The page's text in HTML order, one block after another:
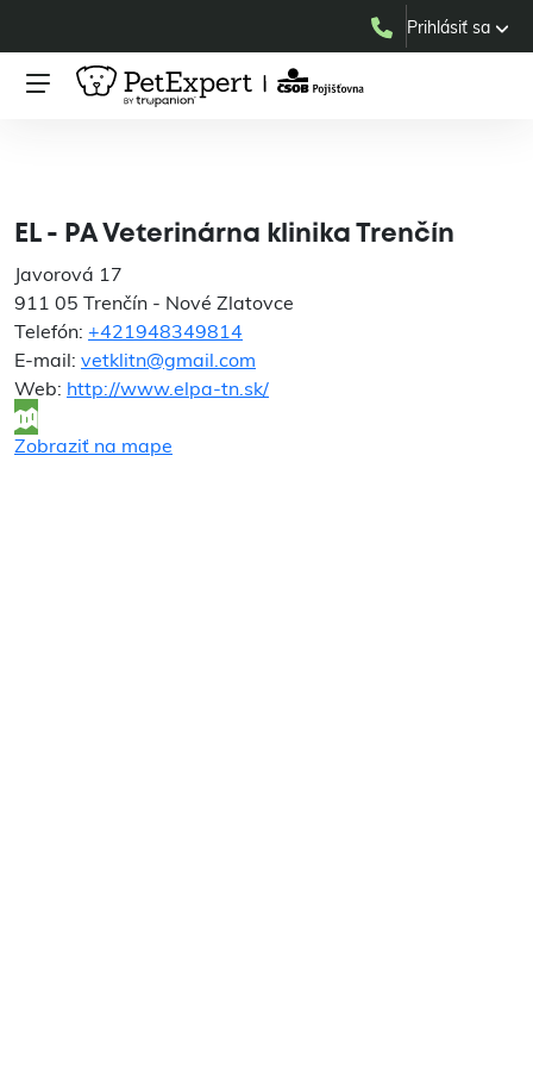
Prihlásiť sa
EL - PA Veterinárna klinika Trenčín
Javorová 17
911 05 Trenčín - Nové Zlatovce
Telefón: +421948349814
E-mail: vetklitn@gmail.com
Web: http://www.elpa-tn.sk/
Zobraziť na mape